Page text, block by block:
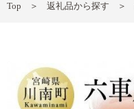
Top 返礼品から探す